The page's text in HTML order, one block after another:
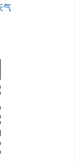
气